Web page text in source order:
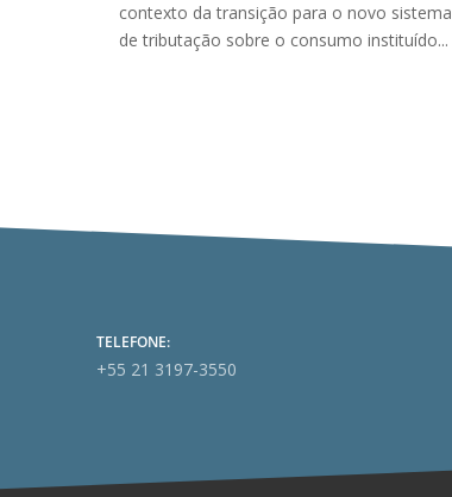
contexto da transição para o novo sistema
de tributação sobre o consumo instituído...
TELEFONE:
+55 21 3197-3550